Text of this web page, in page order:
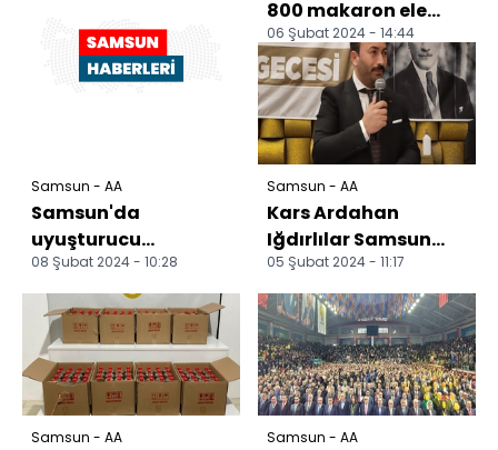
Samsun - AA
Samsun'da
uyuşturucu
operasyonunda 4
kişi yakalandı
08 Şubat 2024 - 10:28
800 makaron ele
geçirildi
06 Şubat 2024 - 14:44
Samsun - AA
Kars Ardahan
Iğdırlılar Samsun
Derneği'nden "Kültür
ve Kaz Gecesi"
etkinliğ...
05 Şubat 2024 - 11:17
Samsun - AA Samsun - AA